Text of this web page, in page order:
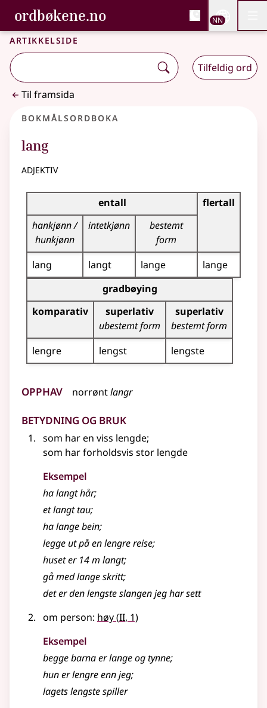
Gå til hovudinnhald
Tilgjenge
ordbøkene.no, Bokmålsordboka og
Bokmålsordboka og Nynorskordboka
NN
Artikkelside
Tilfeldig ord
Til framsida
Bokmålsordboka
lang
adjektiv
Bøyingstabell for dette adjektivet
entall
flertall
hankjønn /
hunkjønn
intetkjønn
bestemt
form
lang
langt lange
lange
Bøyingstabell for dette adjektivet (gradbøying)
gradbøying
komparativ
superlativ
ubestemt form
superlativ
bestemt form
lengre
lengst lengste
Opphav norrøntlangr
Betydning og bruk
som har en viss lengde;
som har forholdsvis stor lengde
Eksempel
halangthår;
etlangttau;
halangebein;
legge ut på en lengre reise;
huset er 14 m langt;
gå medlangeskritt;
det er den lengste slangen jeg har sett
om person: høy(2
II, 1)
Eksempel
begge barna er lange og tynne;
hun er lengre enn jeg;
lagets lengste spiller